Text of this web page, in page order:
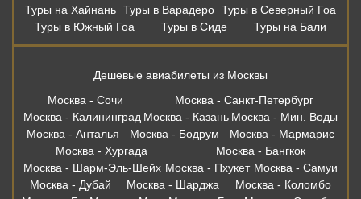
Туры на Хайнань Туры в Варадеро Туры в Северный Гоа
Туры в Южный Гоа
Туры в Сиде Туры на Бали
Дешевые авиабилеты из Москвы
Москва - Сочи
Москва - Санкт-Петербург
Москва - Калининград Москва - Казань Москва - Мин. Воды
Москва - Анталья
Москва - Бодрум
Москва - Мармарис
Москва - Хургада
Москва - Бангкок
Москва - Шарм-Эль-Шейх Москва - Пхукет Москва - Самуи
Москва - Дубай
Москва - Шарджа
Москва - Коломбо